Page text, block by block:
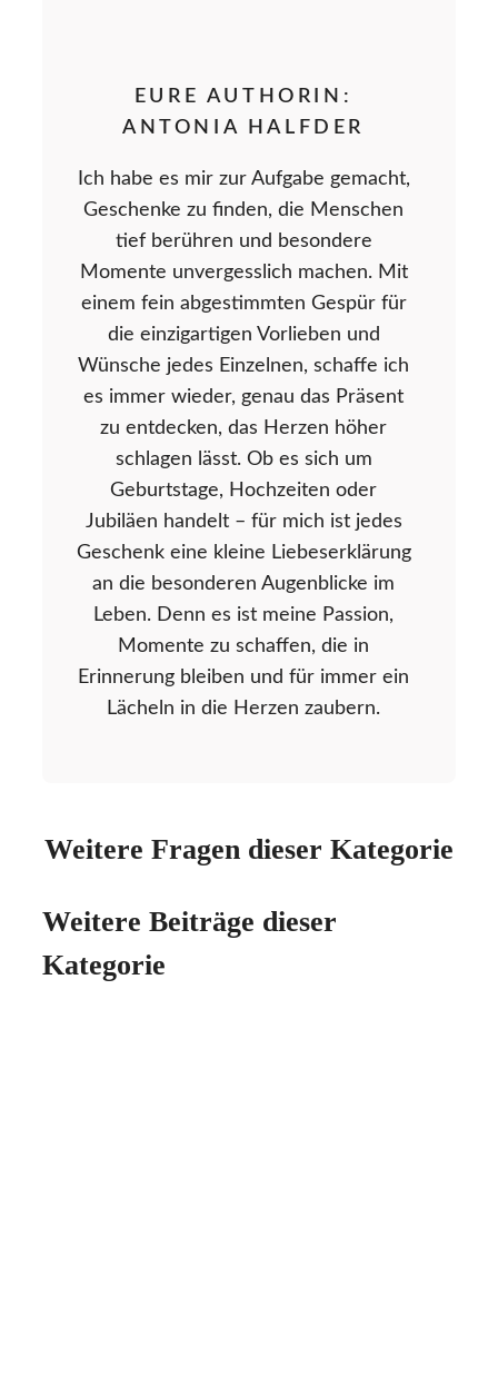
EURE AUTHORIN:
ANTONIA HALFDER
Ich habe es mir zur Aufgabe gemacht,
Geschenke zu finden, die Menschen
tief berühren und besondere
Momente unvergesslich machen. Mit
einem fein abgestimmten Gespür für
die einzigartigen Vorlieben und
Wünsche jedes Einzelnen, schaffe ich
es immer wieder, genau das Präsent
zu entdecken, das Herzen höher
schlagen lässt. Ob es sich um
Geburtstage, Hochzeiten oder
Jubiläen handelt – für mich ist jedes
Geschenk eine kleine Liebeserklärung
an die besonderen Augenblicke im
Leben. Denn es ist meine Passion,
Momente zu schaffen, die in
Erinnerung bleiben und für immer ein
Lächeln in die Herzen zaubern.
Weitere Fragen dieser Kategorie
Weitere Beiträge dieser
Kategorie